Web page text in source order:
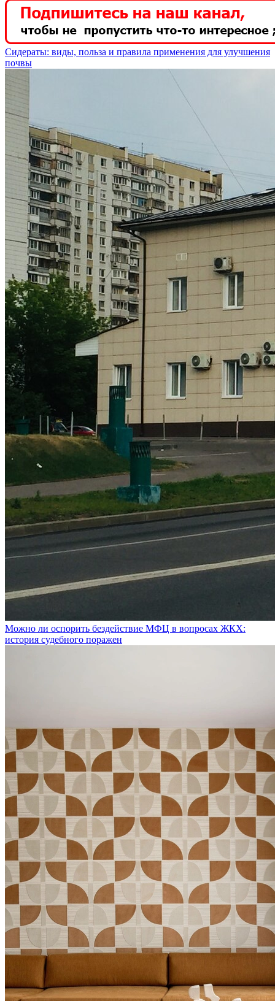
Сидераты: виды, польза и правила применения для улучшения
почвы
Можно ли оспорить бездействие МФЦ в вопросах ЖКХ:
история судебного поражен